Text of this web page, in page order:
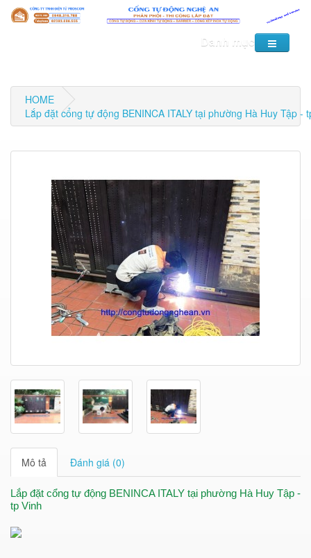
Danh mục
HOME
Lắp đặt cổng tự động BENINCA ITALY tại phường Hà Huy Tập -
Mô tả Đánh giá (0)
Lắp đặt cổng tự động BENINCA ITALY tại phường Hà Huy Tập -
tp Vinh